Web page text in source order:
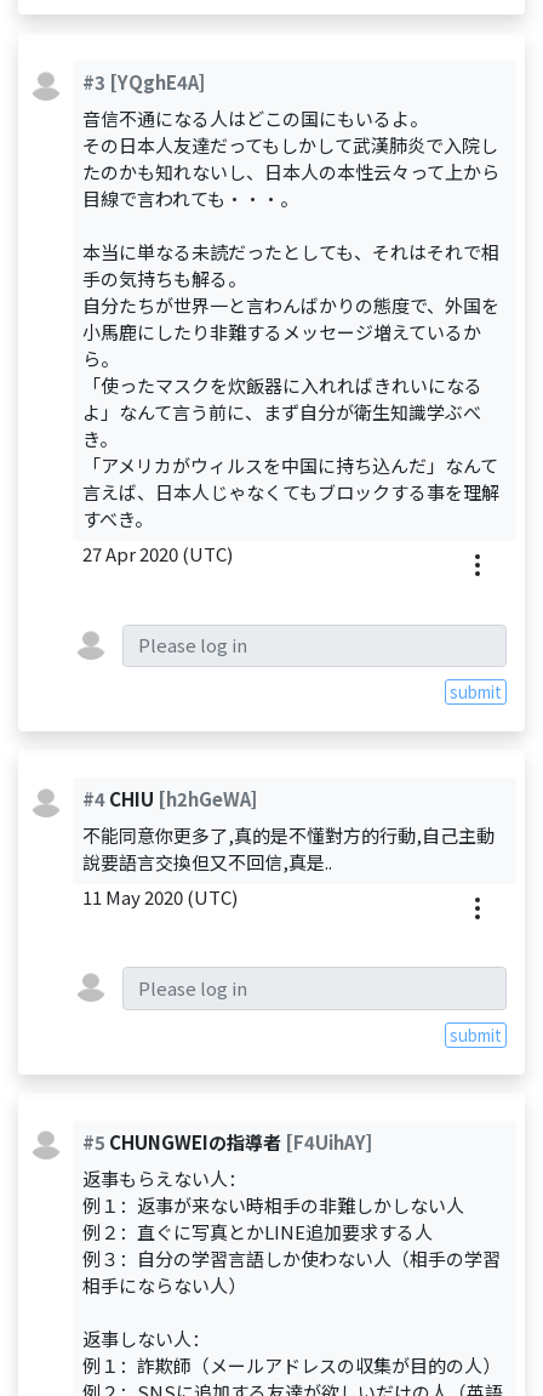
#3 [YQghE4A]
音信不通になる人はどこの国にもいるよ。
その日本人友達だってもしかして武漢肺炎で入院し
たのかも知れないし、日本人の本性云々って上から
目線で言われても・・・。
本当に単なる未読だったとしても、それはそれで相
手の気持ちも解る。
自分たちが世界一と言わんばかりの態度で、外国を
小馬鹿にしたり非難するメッセージ増えているか
ら。
「使ったマスクを炊飯器に入れればきれいになる
よ」なんて言う前に、まず自分が衛生知識学ぶべ
き。
「アメリカがウィルスを中国に持ち込んだ」なんて
言えば、日本人じゃなくてもブロックする事を理解
すべき。
27 Apr 2020 (UTC)
submit
#4CHIU [h2hGeWA]
不能同意你更多了,真的是不懂對方的行動,自己主動
說要語言交換但又不回信,真是..
11 May 2020 (UTC)
submit
#5 CHUNGWEIの指導者 [F4UihAY]
返事もらえない人：
例１：返事が来ない時相手の非難しかしない人
例２：直ぐに写真とかLINE追加要求する人
例３：自分の学習言語しか使わない人（相手の学習
相手にならない人）
返事しない人：
例１：詐欺師（メールアドレスの収集が目的の人）